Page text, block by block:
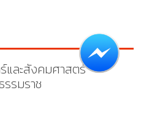
ละสังคมศาสตร์
รมราช